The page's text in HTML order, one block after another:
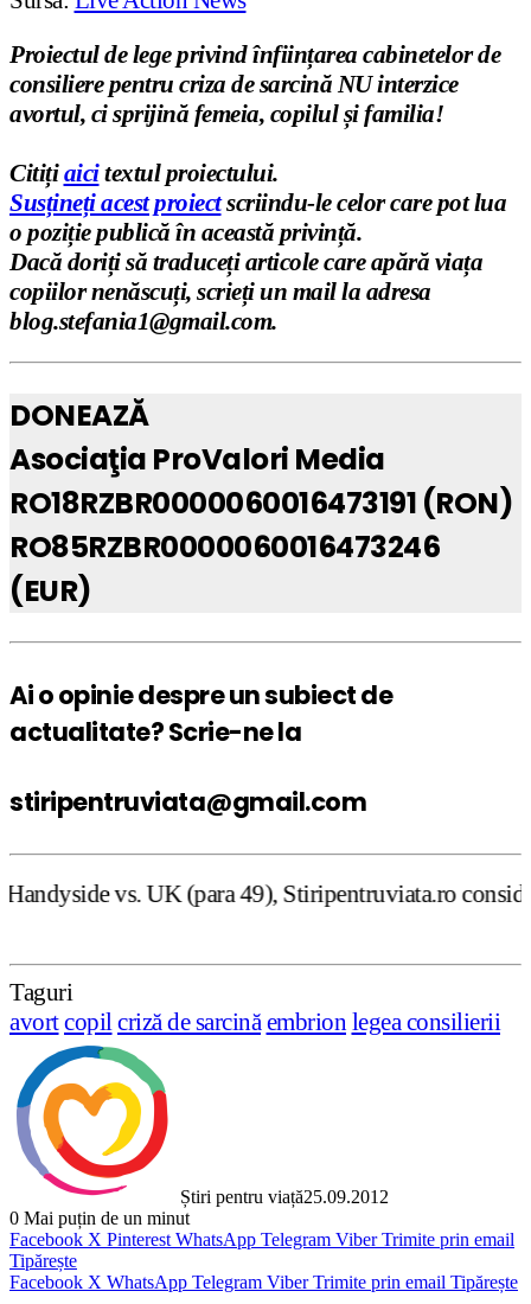
Proiectul de lege privind înființarea cabinetelor de
consiliere pentru criza de sarcină NU interzice
avortul, ci sprijină femeia, copilulși familia!
Citițiaicitextul proiectului.
Susțineți acest proiectscriindu-le celor care pot lua
o poziție publică în această privință.
Dacă doriți să traduceți articole care apără viața
copiilor nenăscuți, scrieți un mail la adresa
blog.stefania1@gmail.com.
DONEAZĂ
Asociaţia ProValori Media
RO18RZBR0000060016473191 (RON)
RO85RZBR0000060016473246
(EUR)
Ai o opinie despre un subiect de
actualitate? Scrie-ne la
stiripentruviata@gmail.com
(para 49), Stiripentruviata.ro consideră că
Taguri
avortcopilcriză de sarcină embrion legea consilierii
Știri pentru viață25.09.2012
0 Mai puțin de un minut
Facebook X Pinterest WhatsApp Telegram Viber Trimite prin email
Tipărește
Facebook X WhatsApp Telegram Viber Trimite prin email Tipărește